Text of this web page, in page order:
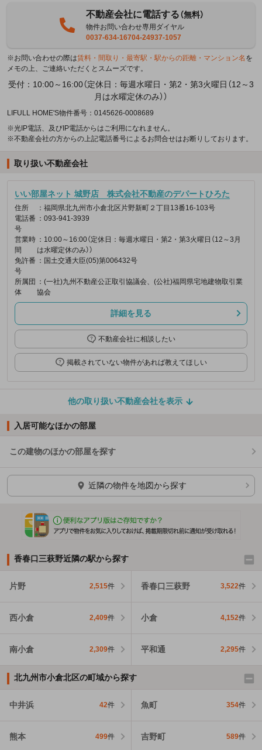
不動産会社に電話する（無料）
物件お問い合わせ専用ダイヤル
0037-634-16704-24937-1057
※お問い合わせの際は賃料・間取り・最寄駅・駅からの距離・マンション名 を
メモの上、ご連絡いただくとスムーズです。
受付：10:00～16:00（定休日：毎週水曜日・第2・第3火曜日（12～3
月は水曜定休のみ））
LIFULL HOME'S物件番号：0145626-0008689
※光IP電話、及びIP電話からはご利用になれません。
※不動産会社の方からの上記電話番号によるお問合せはお断りしております。
取り扱い不動産会社
いい部屋ネット 城野店 株式会社不動産のデパートひろた
住所
：福岡県北九州市小倉北区片野新町２丁目13番16-103号
電話番
号
：093-941-3939
営業時
間
：10:00～16:00（定休日：毎週水曜日・第2・第3火曜日（12～3月
は水曜定休のみ））
免許番
号
：国土交通大臣(05)第006432号
所属団
体
：(一社)九州不動産公正取引協議会、(公社)福岡県宅地建物取引業
協会
詳細を見る
不動産会社に相談したい
掲載されていない物件があれば教えてほしい
他の取り扱い不動産会社を表示
入居可能なほかの部屋
この建物のほかの部屋を探す
ほかの部屋を検索中…
近隣の物件を地図から探す
香春口三萩野近隣の駅から探す
片野 2,515件 香春口三萩野 3,522件
西小倉 2,409件 小倉 4,152件
南小倉 2,309件 平和通 2,295件
北九州市小倉北区の町域から探す
中井浜 42件 魚町 354件
熊本 499件 吉野町 589件